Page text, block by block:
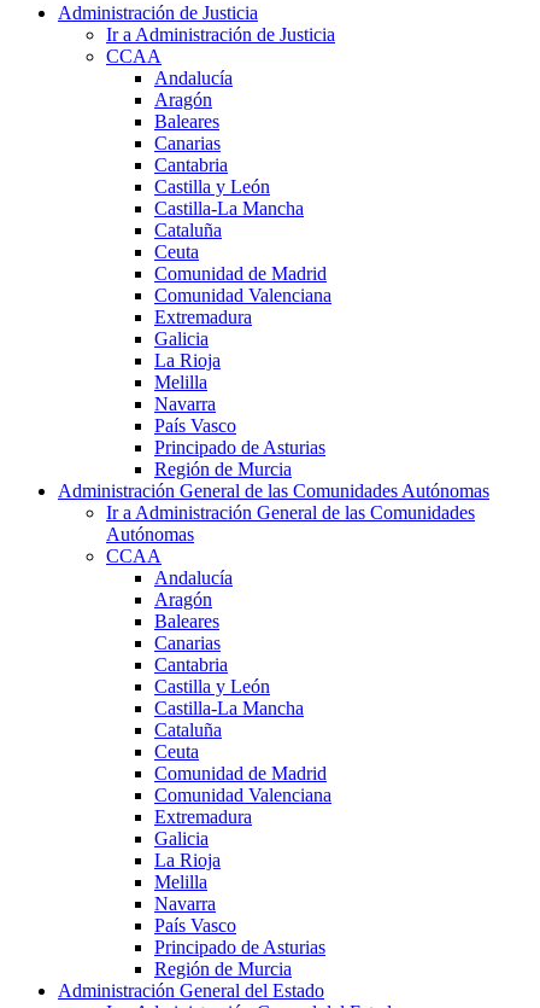
Administración de Justicia
Ir a Administración de Justicia
CCAA
Andalucía
Aragón
Baleares
Canarias
Cantabria
Castilla y León
Castilla-La Mancha
Cataluña
Ceuta
Comunidad de Madrid
Comunidad Valenciana
Extremadura
Galicia
La Rioja
Melilla
Navarra
País Vasco
Principado de Asturias
Región de Murcia
Administración General de las Comunidades Autónomas
Ir a Administración General de las Comunidades
Autónomas
CCAA
Andalucía
Aragón
Baleares
Canarias
Cantabria
Castilla y León
Castilla-La Mancha
Cataluña
Ceuta
Comunidad de Madrid
Comunidad Valenciana
Extremadura
Galicia
La Rioja
Melilla
Navarra
País Vasco
Principado de Asturias
Región de Murcia
Administración General del Estado